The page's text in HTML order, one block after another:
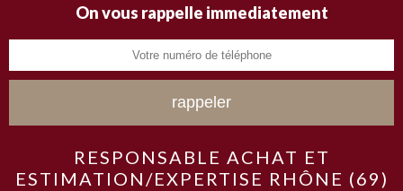
On vous rappelle immediatement
RESPONSABLE ACHAT ET
ESTIMATION/EXPERTISE RHÔNE (69)